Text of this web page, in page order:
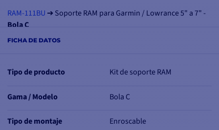
FICHA DE DATOS
Tipo de producto Kit de soporte RAM
Gama / Modelo Bola C
Tipo de montaje Enroscable
RAM-111BU ➔ Soporte RAM para Garmin / Lowrance 5" a 7" -
Bola C
RAM-201U➔ Brazo estándar para bola
anodizado para una mayor durabilidad y fiabilidad en los
entornos marinos más exigentes.